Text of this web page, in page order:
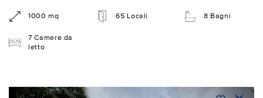
1000 mq 65 Locali 8 Bagni
7 Camere da
letto